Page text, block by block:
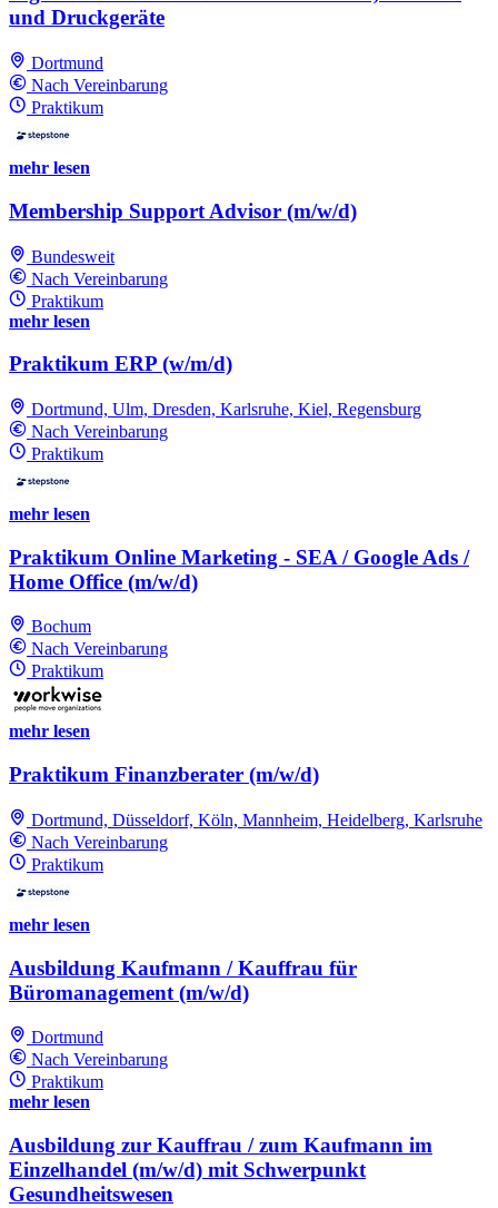
und Druckgeräte
Dortmund
Nach Vereinbarung
Praktikum
mehr lesen
Membership Support Advisor (m/w/d)
Bundesweit
Nach Vereinbarung
Praktikum
mehr lesen
Praktikum ERP (w/m/d)
Dortmund, Ulm, Dresden, Karlsruhe, Kiel, Regensburg
Nach Vereinbarung
Praktikum
mehr lesen
Praktikum Online Marketing - SEA / Google Ads /
Home Office (m/w/d)
Bochum
Nach Vereinbarung
Praktikum
mehr lesen
Praktikum Finanzberater (m/w/d)
Dortmund, Düsseldorf, Köln, Mannheim, Heidelberg, Karlsruhe
Nach Vereinbarung
Praktikum
mehr lesen
Ausbildung Kaufmann / Kauffrau für
Büromanagement (m/w/d)
Dortmund
Nach Vereinbarung
Praktikum
mehr lesen
Ausbildung zur Kauffrau / zum Kaufmann im
Einzelhandel (m/w/d) mit Schwerpunkt
Gesundheitswesen